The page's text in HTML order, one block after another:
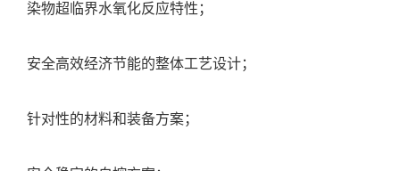
染物超临界水氧化反应特性；
安全高效经济节能的整体工艺设计；
针对性的材料和装备方案；